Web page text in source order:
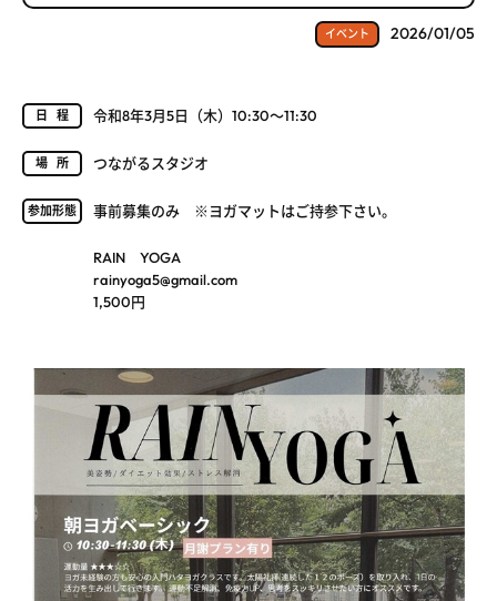
イベント 2026/01/05
日程 令和8年3月5日（木）10:30～11:30
場所 つながるスタジオ
参加形態 事前募集のみ ※ヨガマットはご持参下さい。
RAIN YOGA
rainyoga5@gmail.com
1,500円